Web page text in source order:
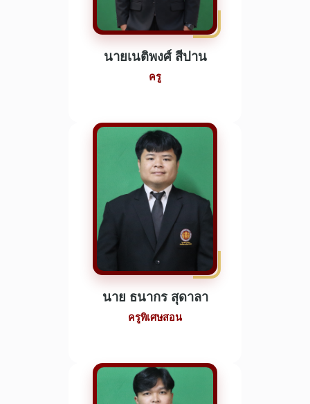
นายเนติพงศ์ สีปาน
ครู
นาย ธนากร สุดาลา
ครูพิเศษสอน